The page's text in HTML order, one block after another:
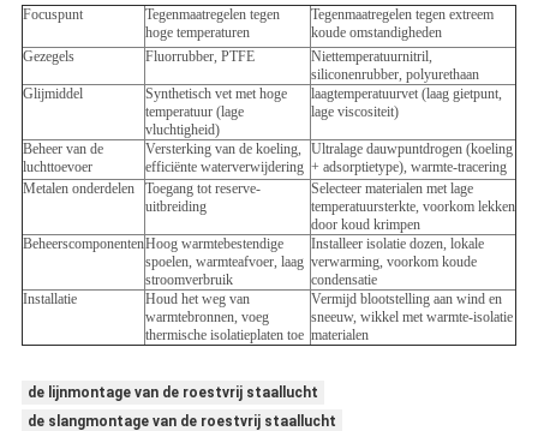
Focuspunt
Tegenmaatregelen tegen
hoge temperaturen
Tegenmaatregelen tegen extreem
koude omstandigheden
Gezegels
Fluorrubber, PTFE
Niettemperatuurnitril,
siliconenrubber, polyurethaan
Glijmiddel
Synthetisch vet met hoge
temperatuur (lage
vluchtigheid)
laagtemperatuurvet (laag gietpunt,
lage viscositeit)
Beheer van de
luchttoevoer
Versterking van de koeling,
efficiënte waterverwijdering
Ultralage dauwpuntdrogen (koeling
+ adsorptietype), warmte-tracering
Metalen onderdelen
Toegang tot reserve-
uitbreiding
Selecteer materialen met lage
temperatuursterkte, voorkom lekken
door koud krimpen
BeheerscomponentenHoog warmtebestendige
spoelen, warmteafvoer, laag
stroomverbruik
Installeer isolatie dozen, lokale
verwarming, voorkom koude
condensatie
Installatie
Houd het weg van
warmtebronnen, voeg
thermische isolatieplaten toe
Vermijd blootstelling aan wind en
sneeuw, wikkel met warmte-isolatie
materialen
de lijnmontage van de roestvrij staallucht
de slangmontage van de roestvrij staallucht